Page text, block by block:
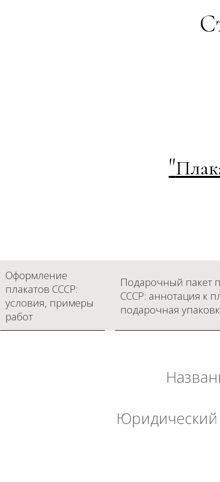
"
Оформление
плакатов СССР:
условия, примеры
работ
Подарочный пакет
СССР: аннотация к
подарочная